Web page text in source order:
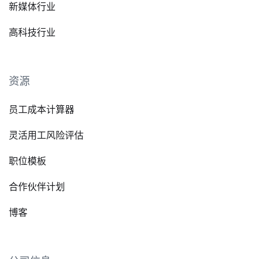
新媒体行业
高科技行业
资源
员工成本计算器
灵活用工风险评估
职位模板
合作伙伴计划
博客